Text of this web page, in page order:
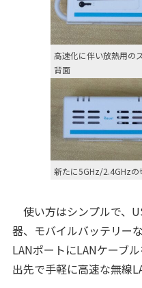
高速化に伴い放熱用の
背面
新たに5GHz/2.4GHzの
使い方はシンプルで、
器、モバイルバッテリー
LANポートにLANケーブ
出先で手軽に高速な無線